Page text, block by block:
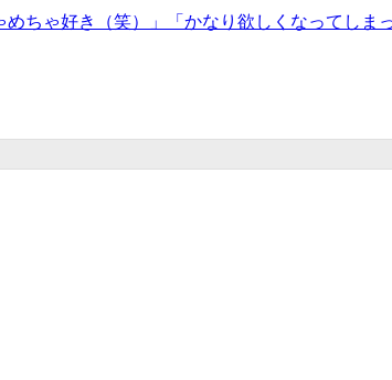
ちゃ好き（笑）」「かなり欲しくなってしま